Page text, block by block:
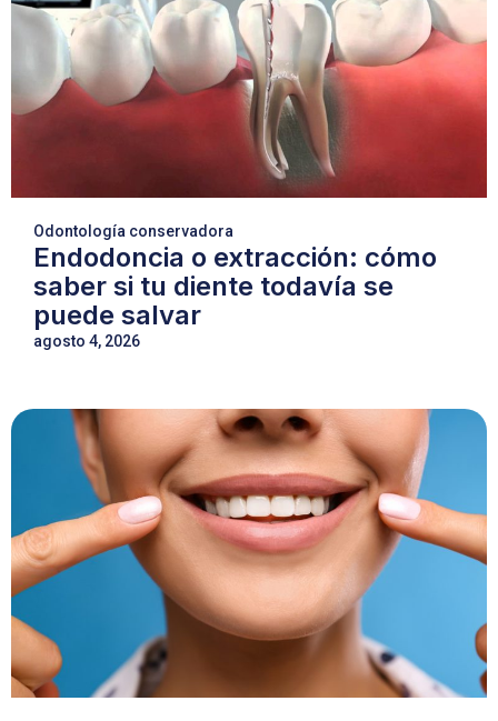
Odontología conservadora
Endodoncia o extracción: cómo
saber si tu diente todavía se
puede salvar
agosto 4, 2026